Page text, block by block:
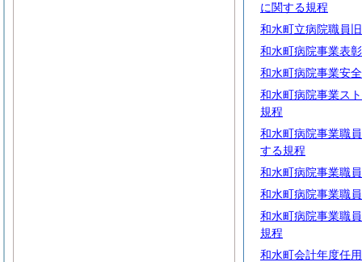
に関する規程
和水町立病院職員
和水町病院事業表
和水町病院事業安
和水町病院事業ス
規程
和水町病院事業職
する規程
和水町病院事業職
和水町病院事業職
和水町病院事業職
規程
和水町会計年度任